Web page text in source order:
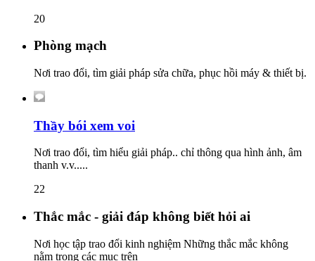
20
Phòng mạch
Nơi trao đổi, tìm giải pháp sửa chữa, phục hồi máy & thiết bị.
Thầy bói xem voi
Nơi trao đổi, tìm hiểu giải pháp.. chỉ thông qua hình ảnh, âm
thanh v.v.....
22
Thắc mắc - giải đáp không biết hỏi ai
Nơi học tập trao đổi kinh nghiệm Những thắc mắc không
nằm trong các mục trên